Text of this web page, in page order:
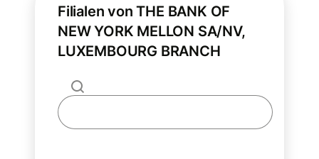
Filialen von THE BANK OF
NEW YORK MELLON SA/NV,
LUXEMBOURG BRANCH